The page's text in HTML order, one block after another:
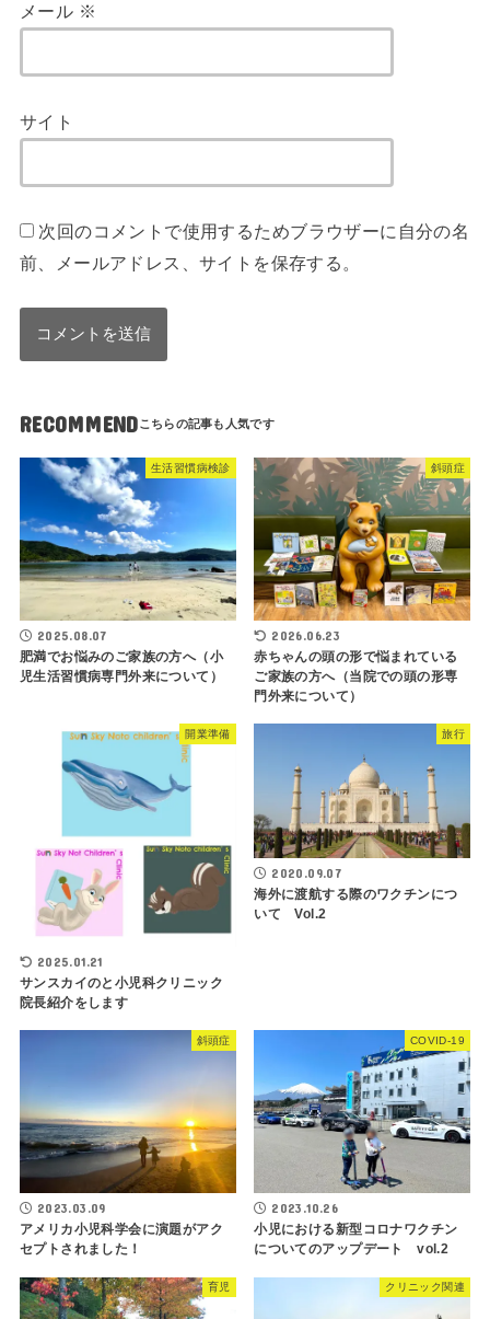
メール ※
サイト
次回のコメントで使用するためブラウザーに自分の名
前、メールアドレス、サイトを保存する。
RECOMMEND
生活習慣病検診
2025.08.07
肥満でお悩みのご家族の方へ（小
児生活習慣病専門外来について）
斜頭症
2026.06.23
赤ちゃんの頭の形で悩まれている
ご家族の方へ（当院での頭の形専
門外来について）
開業準備
2025.01.21
サンスカイのと小児科クリニック
院長紹介をします
旅行
2020.09.07
海外に渡航する際のワクチンにつ
いて Vol.2
斜頭症
2023.03.09
アメリカ小児科学会に演題がアク
セプトされました！
COVID-19
2023.10.26
小児における新型コロナワクチン
についてのアップデート vol.2
育児 クリニック関連